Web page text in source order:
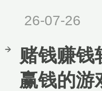
26-07-26
赌钱赚钱
赢钱的游